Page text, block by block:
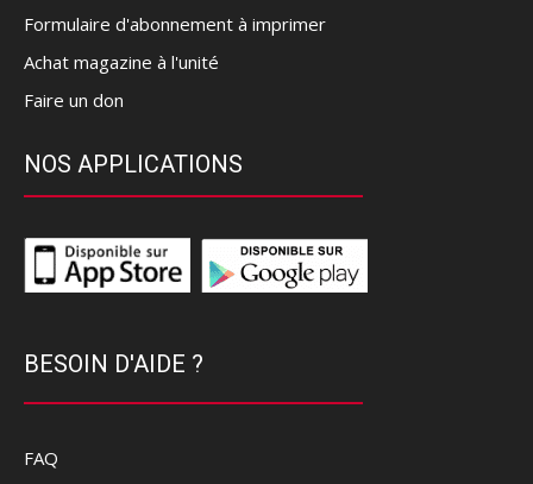
Formulaire d'abonnement à imprimer
Achat magazine à l'unité
Faire un don
NOS APPLICATIONS
BESOIN D'AIDE ?
FAQ